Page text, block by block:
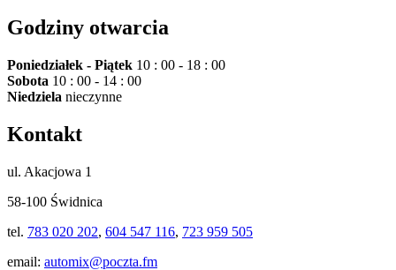
Godziny otwarcia
Poniedziałek - Piątek 10 : 00 - 18 : 00
Sobota 10 : 00 - 14 : 00
Niedziela nieczynne
Kontakt
ul. Akacjowa 1
58-100 Świdnica
tel. 783 020 202, 604 547 116, 723 959 505
email: automix@poczta.fm